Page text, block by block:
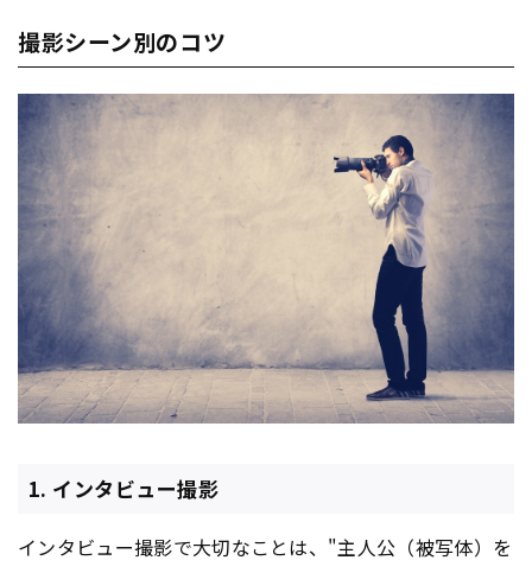
撮影シーン別のコツ
1. インタビュー撮影
インタビュー撮影で大切なことは、"主人公（被写体）を